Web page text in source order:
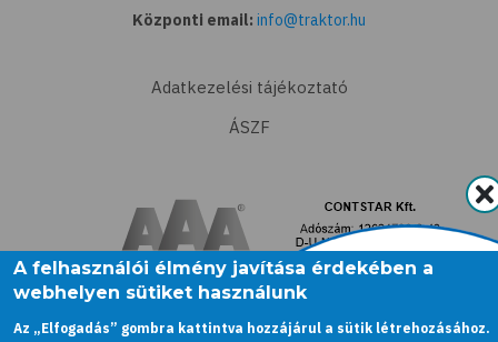
Központi email: info@traktor.hu
Adatkezelési tájékoztató
ÁSZF
A felhasználói élmény javítása érdekében a
webhelyen sütiket használunk
Az „Elfogadás” gombra kattintva hozzájárul a sütik létrehozásához.